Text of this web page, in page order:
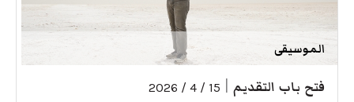
الموسيقى
فتح باب التقديم 15 / 4 / 2026